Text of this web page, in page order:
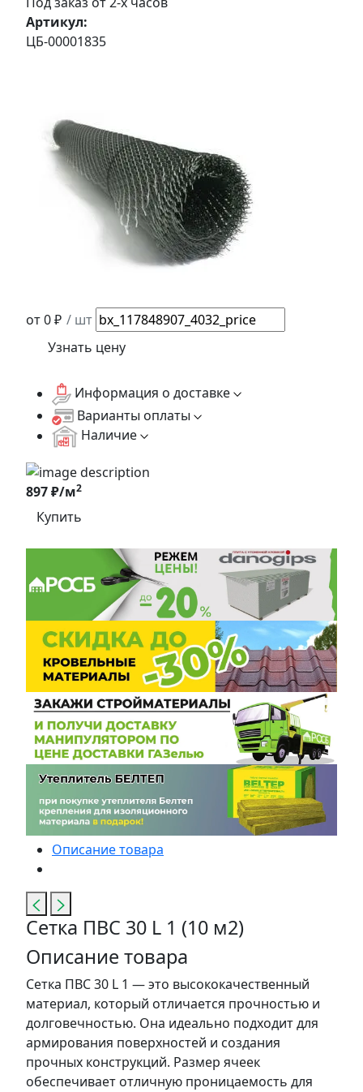
Артикул:
ЦБ-00001835
от 0 ₽ / шт
Узнать цену
Информация о доставке
Варианты оплаты
Наличие
897 ₽/м2
Купить
Описание товара
Сетка ПВС 30 L 1 (10 м2)
Описание товара
Сетка ПВС 30 L 1 — это высококачественный
материал, который отличается прочностью и
долговечностью. Она идеально подходит для
армирования поверхностей и создания
прочных конструкций. Размер ячеек
обеспечивает отличную проницаемость для